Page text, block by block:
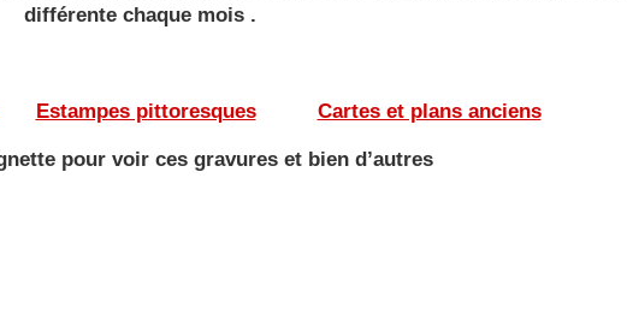
différentechaque mois .
Estampes pittoresques——— Cartes et plans anciens
pour voir ces gravures et bien d’autres